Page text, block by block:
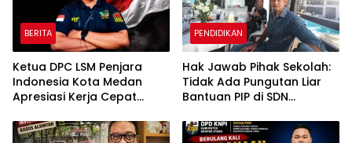
BERITA
Ketua DPC LSM Penjara
Indonesia Kota Medan
Apresiasi Kerja Cepat
Ungkap Kasus Dugaan
PENDIDIKAN
Hak Jawab Pihak Sekolah:
Tidak Ada Pungutan Liar
Bantuan PIP di SDN